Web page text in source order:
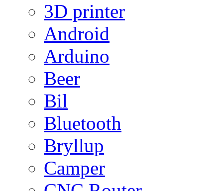
3D printer
Android
Arduino
Beer
Bil
Bluetooth
Bryllup
Camper